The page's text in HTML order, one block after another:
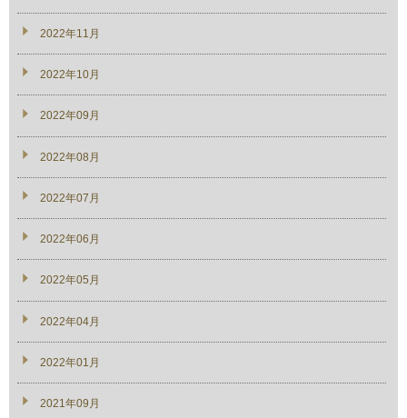
2022年11月
2022年10月
2022年09月
2022年08月
2022年07月
2022年06月
2022年05月
2022年04月
2022年01月
2021年09月